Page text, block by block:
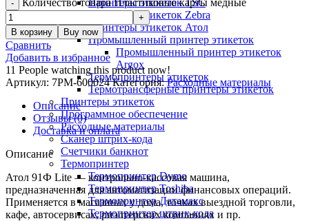
Принтеры этикеток TSC
Принтеры этикеток Zebra
Принтеры этикеток Атол
Промышленный принтер этикеток
Промышленный принтер этикеток
Argox
Термопринтеры этикеток
Термотрансферные принтеры этикеток
Принтеры этикеток
Программное обеспечение
Расходные материалы
Сканер штрих-кода
Счетчики банкнот
Термопринтер
Термопринтер Dymo
Термопринтер Toshiba
Термопринтер Датамакс
Термопринтер штрих-кода
В корзину Buy now
Сравнить
Добавить в избранное
11 People watching this product now!
Артикул: 7РМ-600024Категория: Расходные материалы
Описание
Отзывы (0)
Доставка и оплата
Описание
Атол 91Ф Lite — контрольно-кассовая машина,
предназначенная для автоматизации финансовых операций.
Применяется в магазинах у дома, точках выездной торговли,
кафе, автосервисах, риэлтерских компаниях и пр.